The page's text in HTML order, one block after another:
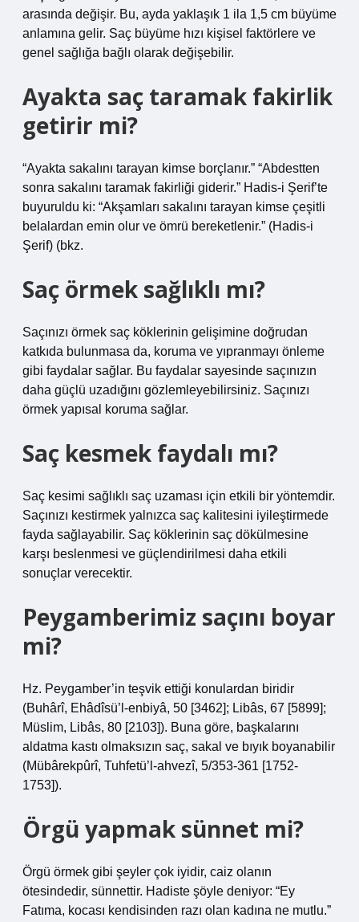
arasında değişir. Bu, ayda yaklaşık 1 ila 1,5 cm büyüme
anlamına gelir. Saç büyüme hızı kişisel faktörlere ve
genel sağlığa bağlı olarak değişebilir.
Ayakta saç taramak fakirlik
getirir mi?
“Ayakta sakalını tarayan kimse borçlanır.” “Abdestten
sonra sakalını taramak fakirliği giderir.” Hadis-i Şerif’te
buyuruldu ki: “Akşamları sakalını tarayan kimse çeşitli
belalardan emin olur ve ömrü bereketlenir.” (Hadis-i
Şerif) (bkz.
Saç örmek sağlıklı mı?
Saçınızı örmek saç köklerinin gelişimine doğrudan
katkıda bulunmasa da, koruma ve yıpranmayı önleme
gibi faydalar sağlar. Bu faydalar sayesinde saçınızın
daha güçlü uzadığını gözlemleyebilirsiniz. Saçınızı
örmek yapısal koruma sağlar.
Saç kesmek faydalı mı?
Saç kesimi sağlıklı saç uzaması için etkili bir yöntemdir.
Saçınızı kestirmek yalnızca saç kalitesini iyileştirmede
fayda sağlayabilir. Saç köklerinin saç dökülmesine
karşı beslenmesi ve güçlendirilmesi daha etkili
sonuçlar verecektir.
Peygamberimiz saçını boyar
mi?
Hz. Peygamber’in teşvik ettiği konulardan biridir
(Buhârî, Ehâdîsü’l-enbiyâ, 50 [3462]; Libâs, 67 [5899];
Müslim, Libâs, 80 [2103]). Buna göre, başkalarını
aldatma kastı olmaksızın saç, sakal ve bıyık boyanabilir
(Mübârekpûrî, Tuhfetü’l-ahvezî, 5/353-361 [1752-
1753]).
Örgü yapmak sünnet mi?
Örgü örmek gibi şeyler çok iyidir, caiz olanın
ötesindedir, sünnettir. Hadiste şöyle deniyor: “Ey
Fatıma, kocası kendisinden razı olan kadına ne mutlu.”